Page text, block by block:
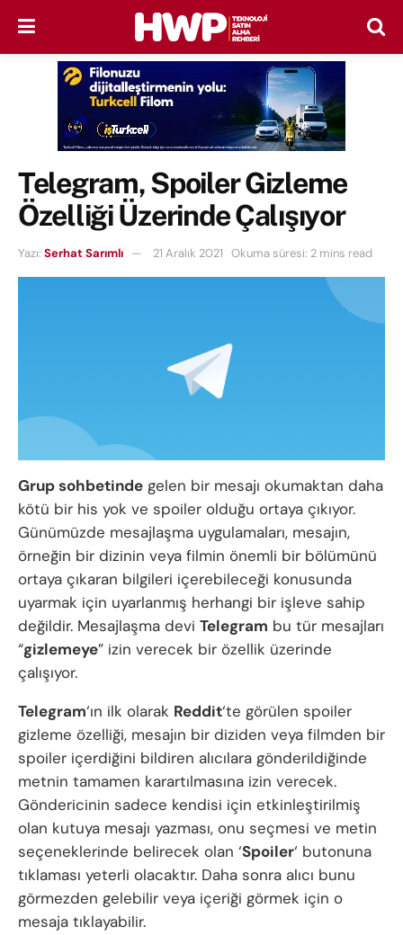
Telegram, Spoiler Gizleme
Özelliği Üzerinde Çalışıyor
Yazı: Serhat Sarımlı 21 Aralık 2021 Okuma süresi: 2 mins read
Grup sohbetinde gelen bir mesajı okumaktan daha
kötü bir his yok ve spoiler olduğu ortaya çıkıyor.
Günümüzde mesajlaşma uygulamaları, mesajın,
örneğin bir dizinin veya filmin önemli bir bölümünü
ortaya çıkaran bilgileri içerebileceği konusunda
uyarmak için uyarlanmış herhangi bir işleve sahip
değildir. Mesajlaşma devi Telegram bu tür mesajları
“gizlemeye” izin verecek bir özellik üzerinde
çalışıyor.
Telegram‘ın ilk olarak Reddit‘te görülen spoiler
gizleme özelliği, mesajın bir diziden veya filmden bir
spoiler içerdiğini bildiren alıcılara gönderildiğinde
metnin tamamen karartılmasına izin verecek.
Göndericinin sadece kendisi için etkinleştirilmiş
olan kutuya mesajı yazması, onu seçmesi ve metin
seçeneklerinde belirecek olan ‘Spoiler‘ butonuna
tıklaması yeterli olacaktır. Daha sonra alıcı bunu
görmezden gelebilir veya içeriği görmek için o
mesaja tıklayabilir.